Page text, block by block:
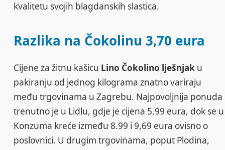
kvalitetu svojih blagdanskih slastica.
Razlika na Čokolinu 3,70 eura
Cijene za žitnu kašicu Lino Čokolino lješnjak u
pakiranju od jednog kilograma znatno variraju
među trgovinama u Zagrebu. Najpovoljnija ponuda
trenutno je u Lidlu, gdje je cijena 5,99 eura, dok se u
Konzuma kreće između 8.99 i 9,69 eura ovisno o
poslovnici. U drugim trgovinama, poput Plodina,